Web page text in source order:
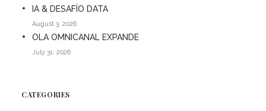
IA & DESAFÍO DATA
August 3, 2026
OLA OMNICANAL EXPANDE
July 31, 2026
CATEGORIES